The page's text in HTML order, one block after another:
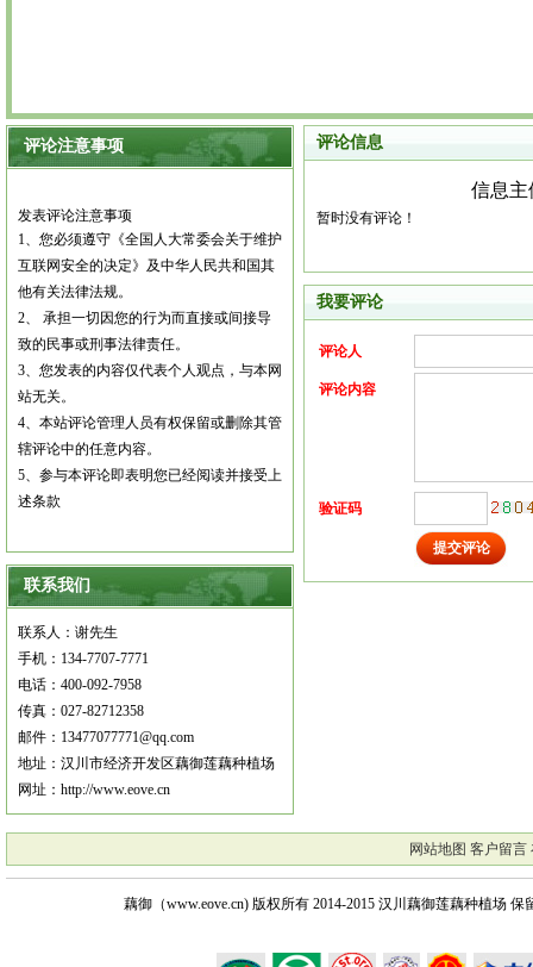
评论注意事项
发表评论注意事项
1、您必须遵守《全国人大常委会关于维护
互联网安全的决定》及中华人民共和国其
他有关法律法规。
2、
承担一切因您的行为而直接或间接导
致的民事或刑事法律责任。
3、您发表的内容仅代表个人观点，与本网
站无关。
4、本站评论管理人员有权保留或删除其管
辖评论中的任意内容。
5、参与本评论即表明您已经阅读并接受上
述条款
联系我们
联系人：谢先生
手机：134-7707-7771
电话：400-092-7958
传真：027-82712358
邮件：13477077771@qq.com
地址：汉川市经济开发区藕御莲藕种植场
网址：http://www.eove.cn
评论信息
信息主
暂时没有评论！
我要评论
评论人
评论内容
验证码
网站地图 客户留言
藕御（www.eove.cn) 版权所有2014-2015 汉川藕御莲藕种植场 保